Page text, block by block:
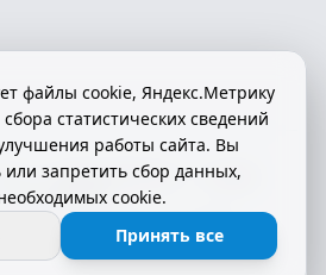
• КОМИ ЙÖЗЛЫ — КОМИ
ТЕЛЕКАНАЛ!
К РЕСПУБЛИКЕ КОМИ
16+
файлы cookie, Яндекс.Метрику
статистических сведений
работы сайта. Вы
запретить сбор данных,
cookie.
Принять все